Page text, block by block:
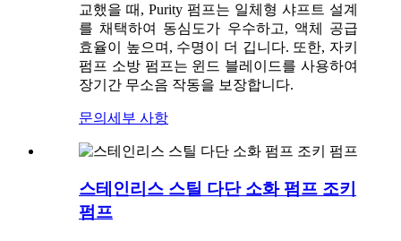
교했을 때, Purity 펌프는 일체형 샤프트 설계
를 채택하여 동심도가 우수하고, 액체 공급
효율이 높으며, 수명이 더 깁니다. 또한, 자키
펌프 소방 펌프는 윈드 블레이드를 사용하여
장기간 무소음 작동을 보장합니다.
문의 세부 사항
스테인리스 스틸 다단 소화 펌프 조키
펌프